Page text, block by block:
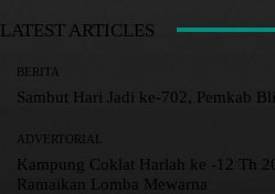
LATEST ARTICLES
BERITA
Sambut Hari Jadi ke-702, Pemkab
ADVERTORIAL
Kampung Coklat Harlah ke -12 Th
Ramaikan Lomba Mewarna